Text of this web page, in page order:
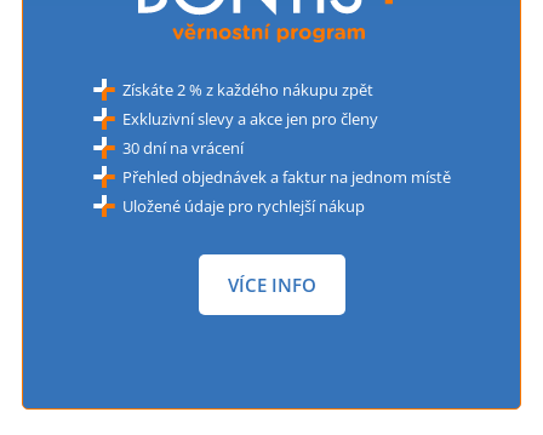
Získáte 2 % z každého nákupu zpět
Exkluzivní slevy a akce jen pro členy
30 dní na vrácení
Přehled objednávek a faktur na jednom místě
Uložené údaje pro rychlejší nákup
VÍCE INFO